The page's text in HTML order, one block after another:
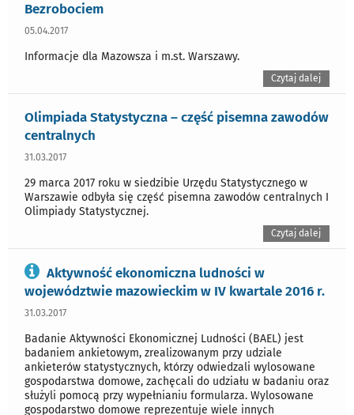
Bezrobociem
05.04.2017
Informacje dla Mazowsza i m.st. Warszawy.
Czytaj dalej
Olimpiada Statystyczna – część pisemna zawodów
centralnych
31.03.2017
29 marca 2017 roku w siedzibie Urzędu Statystycznego w
Warszawie odbyła się część pisemna zawodów centralnych I
Olimpiady Statystycznej.
Czytaj dalej
Aktywność ekonomiczna ludności w
województwie mazowieckim w IV kwartale 2016 r.
31.03.2017
Badanie Aktywności Ekonomicznej Ludności (BAEL) jest
badaniem ankietowym, zrealizowanym przy udziale
ankieterów statystycznych, którzy odwiedzali wylosowane
gospodarstwa domowe, zachęcali do udziału w badaniu oraz
służyli pomocą przy wypełnianiu formularza. Wylosowane
gospodarstwo domowe reprezentuje wiele innych